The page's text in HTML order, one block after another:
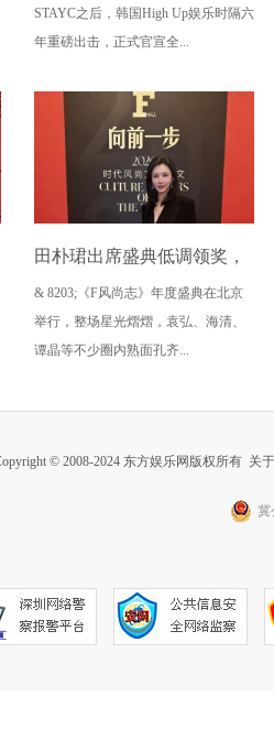
携"叛逆新概念"4.21震撼出
STAYC之后，韩国High Up娱乐时隔六
年重磅出击，正式官宣全...
田朴珺出席盛典低调领奖，
这状态要打满分
& 8203;《F风尚志》年度盛典在北京
举行，整场星光熠熠，袁弘、海清、
谭晶等不少圈内熟面孔齐...
© 2008-2024 东方娱乐网版权所有 关
冀